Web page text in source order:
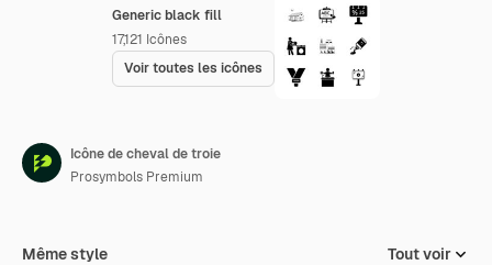
Generic black fill
17,121 Icônes
Voir toutes les icônes
Icône de cheval de troie
Prosymbols Premium
Même style Tout voir